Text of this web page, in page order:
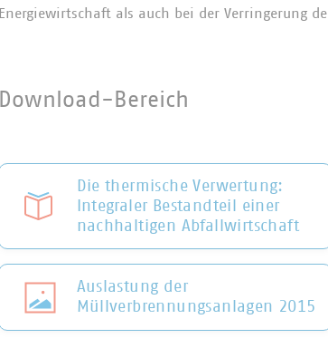
Energiewirtschaft als auch bei der Verringerung
Download-Bereich
Die thermische Verwertung:
Integraler Bestandteil einer
nachhaltigen Abfallwirtschaft
Auslastung der
Müllverbrennungsanlagen 2015